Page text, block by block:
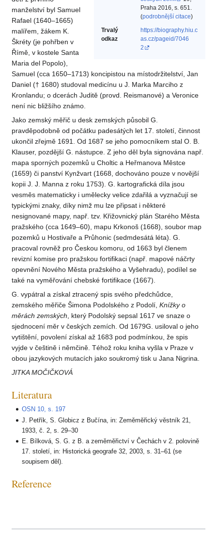
Praha 2016, s. 651.
(podrobnější citace)
Trvalý
odkaz
https://biography.hiu.c
as.cz/pageid/7046
2
manželství byl Samuel
Rafael (1640–1665)
malířem, žákem K.
Škréty (je pohřben v
Římě, v kostele Santa
Maria del Popolo),
Samuel (cca 1650–1713) koncipistou na místodržitelství, Jan
Daniel († 1680) studoval medicínu u J. Marka Marciho z
Kronlandu; o dcerách Juditě (provd. Reismanové) a Veronice
není nic bližšího známo.
Jako zemský měřič u desk zemských působil G.
pravděpodobně od počátku padesátých let 17. století, činnost
ukončil zřejmě 1691. Od 1687 se jeho pomocníkem stal O. B.
Klauser, pozdější G. nástupce. Z jeho děl byla signována např.
mapa sporných pozemků u Choltic a Heřmanova Městce
(1659) či panství Kynžvart (1668, dochováno pouze v novější
kopii J. J. Manna z roku 1753). G. kartografická díla jsou
vesměs matematicky i umělecky velice zdařilá a vyznačují se
typickými znaky, díky nimž mu lze připsat i některé
nesignované mapy, např. tzv. Křižovnický plán Starého Města
pražského (cca 1649–60), mapu Krkonoš (1668), soubor map
pozemků u Hostivaře a Průhonic (sedmdesátá léta). G.
pracoval rovněž pro Českou komoru, od 1663 byl členem
revizní komise pro pražskou fortifikaci (např. mapové náčrty
opevnění Nového Města pražského a Vyšehradu), podílel se
také na vyměřování chebské fortifikace (1667).
G. vypátral a získal ztracený spis svého předchůdce,
zemského měřiče Šimona Podolského z Podolí, Knížky o
měrách zemských , který Podolský sepsal 1617 ve snaze o
sjednocení měr v českých zemích. Od 1679G. usiloval o jeho
vytištění, povolení získal až 1683 pod podmínkou, že spis
vyjde v češtině i němčině. Téhož roku kniha vyšla v Praze v
obou jazykových mutacích jako soukromý tisk u Jana Nigrina.
JITKA MOČIČKOVÁ
Literatura
OSN 10, s. 197
J. Petřík, S. Globicz z Bučína, in: Zeměměřický věstník 21,
1933, č. 2, s. 29–30
E. Bílková, S. G. z B. a zeměměřictví v Čechách v 2. polovině
17. století, in: Historická geografe 32, 2003, s. 31–61 (se
soupisem děl).
Reference